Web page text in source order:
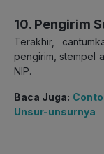
10. Pengirim
Terakhir,
pengirim, stempel
NIP.
Baca Juga:
Unsur-unsurnya